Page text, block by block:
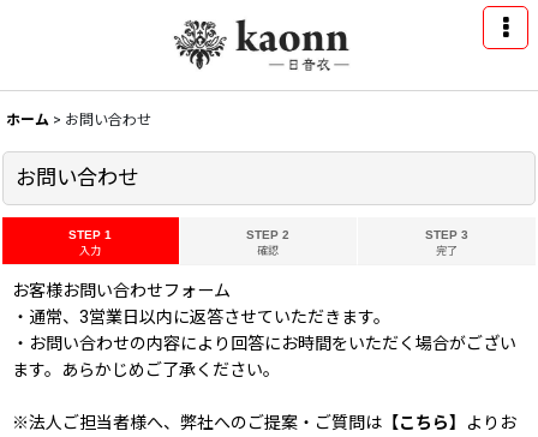
ホーム > お問い合わせ
お問い合わせ
STEP 1
入力
STEP 2
確認
STEP 3
完了
お客様お問い合わせフォーム
・通常、3営業日以内に返答させていただきます。
・お問い合わせの内容により回答にお時間をいただく場合がござい
ます。あらかじめご了承ください。
※法人ご担当者様へ、弊社へのご提案・ご質問は 【こちら】
よりお